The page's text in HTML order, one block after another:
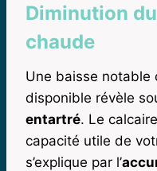
Diminution
chaude
Une baisse notable
disponible révèle
entartré. Le
capacité utile de
s’explique par l’